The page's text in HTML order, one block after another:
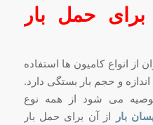
برای حمل بار
از انواع کامیون ها استفاده
و حجم بار بستگی دارد.
می شود از همه نوع
بار از آن برای حمل بار